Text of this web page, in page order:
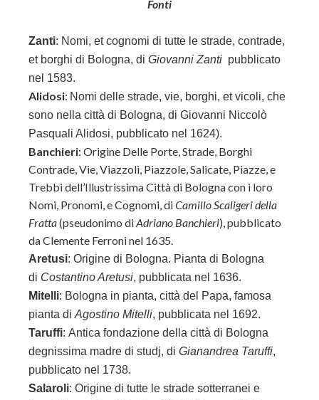
Fonti
Zanti: Nomi, et cognomi di tutte le strade, contrade,
et borghi di Bologna, di Giovanni Zanti pubblicato
nel 1583.
Alidosi: Nomi delle strade, vie, borghi, et vicoli, che
sono nella città di Bologna, di Giovanni Niccolò
Pasquali Alidosi, pubblicato nel 1624).
Banchieri: Origine Delle Porte, Strade, Borghi
Contrade, Vie, Viazzoli, Piazzole, Salicate, Piazze, e
Trebbi dell’Illustrissima Città di Bologna con i loro
Nomi, Pronomi, e Cognomi, diCamillo Scaligeri della
Fratta(pseudonimo diAdriano Banchieri), pubblicato
da Clemente Ferroni nel 1635.
Aretusi: Origine di Bologna. Pianta di Bologna
di Costantino Aretusi, pubblicata nel 1636.
Mitelli: Bologna in pianta, città del Papa, famosa
pianta di Agostino Mitelli, pubblicata nel 1692.
Taruffi: Antica fondazione della città di Bologna
degnissima madre di studj, di Gianandrea Taruffi,
pubblicato nel 1738.
Salaroli: Origine di tutte le strade sotterranei e